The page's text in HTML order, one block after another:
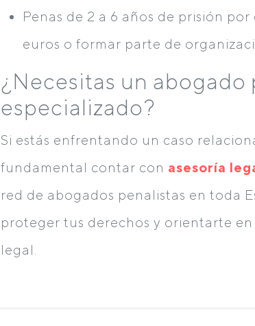
Penas de 2 a 6 años de prisión
euros o formar parte de
¿Necesitas un abogado
especializado?
Si estás enfrentando un caso
fundamental contar con asesoría
red de abogados penalistas en toda
proteger tus derechos y orientarte
legal.